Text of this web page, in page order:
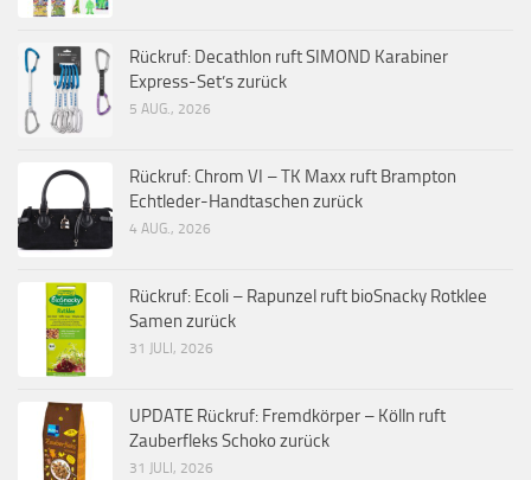
Rückruf: Decathlon ruft SIMOND Karabiner
Express-Set’s zurück
5 AUG., 2026
Rückruf: Chrom VI – TK Maxx ruft Brampton
Echtleder-Handtaschen zurück
4 AUG., 2026
Rückruf: Ecoli – Rapunzel ruft bioSnacky Rotklee
Samen zurück
31 JULI, 2026
UPDATE Rückruf: Fremdkörper – Kölln ruft
Zauberfleks Schoko zurück
31 JULI, 2026